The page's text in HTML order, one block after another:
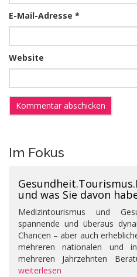
E-Mail-Adresse *
Website
Im Fokus
und was Sie davon
Medizintourismus und
spannende und überaus
Chancen – aber auch
mehreren nationalen und
mehreren Jahrzehnten
weiterlesen